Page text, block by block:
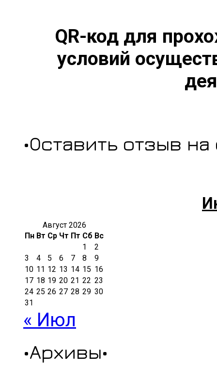
QR-код для
условий
•Оставить отзыв на
Август 2026
Пн Вт Ср Чт Пт Сб Вс
1
2
3
4 5 6 7 8
9
10 11 12 13 14 15 16
17 18 19 20 21 22 23
24 25 26 27 28 29 30
31
« Июл
•Архивы•